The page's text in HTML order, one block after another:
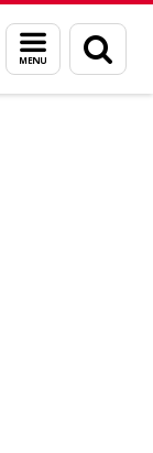
Menu
en
zoeken